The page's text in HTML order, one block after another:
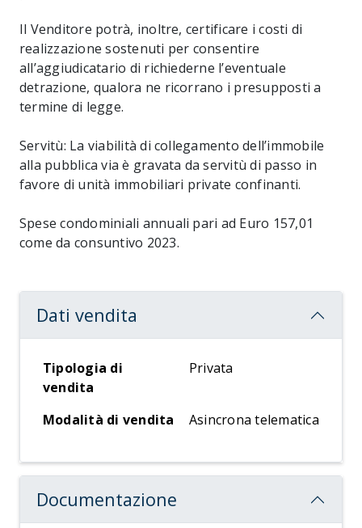
Il Venditore potrà, inoltre, certificare i costi di
realizzazione sostenuti per consentire
all’aggiudicatario di richiederne l’eventuale
detrazione, qualora ne ricorrano i presupposti a
termine di legge.
Servitù: La viabilità di collegamento dell’immobile
alla pubblica via è gravata da servitù di passo in
favore di unità immobiliari private confinanti.
Spese condominiali annuali pari ad Euro 157,01
come da consuntivo 2023.
Dati vendita
Tipologia di
vendita
Privata
Modalità di vendita Asincrona telematica
Documentazione